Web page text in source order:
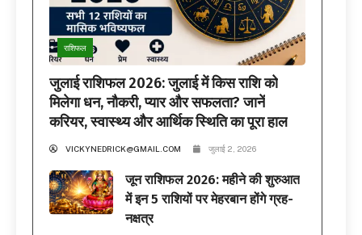
राशिफल
जुलाई राशिफल 2026: जुलाई में किस राशि को
मिलेगा धन, नौकरी, प्यार और सफलता? जानें
करियर, स्वास्थ्य और आर्थिक स्थिति का पूरा हाल
VICKYNEDRICK@GMAIL.COM जुलाई 2, 2026
जून राशिफल 2026: महीने की शुरुआत
में इन 5 राशियों पर मेहरबान होंगे ग्रह-
नक्षत्र